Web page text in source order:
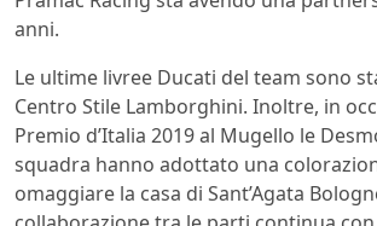
anni.
Le ultime livree Ducati del team sono
Centro Stile Lamborghini. Inoltre, in
Premio d’Italia 2019 al Mugello le
squadra hanno adottato una
omaggiare la casa di Sant’Agata